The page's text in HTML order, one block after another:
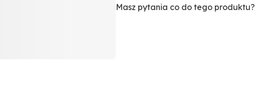
Masz pytania co do tego produktu?